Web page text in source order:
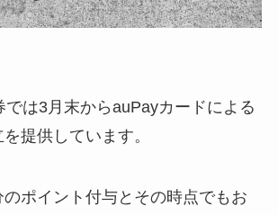
では3月末からauPayカードによる
提供しています。
ポイント付与とその時点でもお